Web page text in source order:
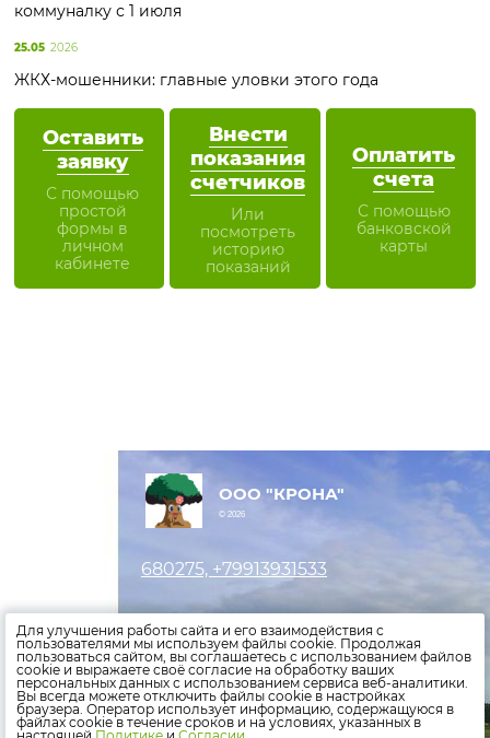
Оставить
заявку
С помощью
простой
формы в
личном
кабинете
Внести
показания
счетчиков
Или
посмотреть
историю
показаний
Оплатить
счета
С помощью
банковской
карты
коммуналку с 1 июля
25.05 2026
ЖКХ-мошенники: главные уловки этого года
ООО "КРОНА"
© 2026
680275, +79913931533
Оставить заявку
Внести показания счетчиков
Оплатить счета
Политика конфиденциальности
Для улучшения работы сайта и его взаимодействия с
пользователями мы используем файлы cookie. Продолжая
пользоваться сайтом, вы соглашаетесь с использованием файлов
cookie и выражаете своё согласие на обработку ваших
персональных данных с использованием сервиса веб-аналитики.
Вы всегда можете отключить файлы cookie в настройках
браузера. Оператор использует информацию, содержащуюся в
файлах cookie в течение сроков и на условиях, указанных в